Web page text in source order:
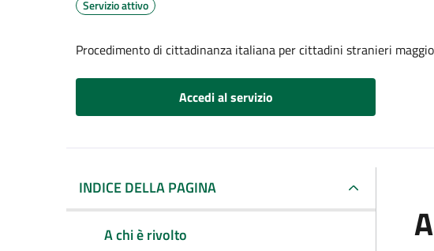
Servizio attivo
Procedimento di cittadinanza italiana per cittadini stranieri
Accedi al servizio
INDICE DELLA PAGINA
A chi è rivolto